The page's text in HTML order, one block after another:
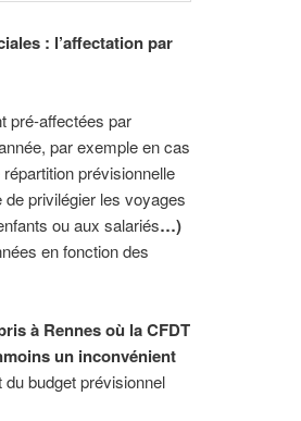
: l’affectation par
pré-affectées par
par exemple en cas
prévisionnelle
de privilégier les voyages
ou aux salariés…)
en fonction des
à Rennes où la CFDT
un inconvénient
du budget prévisionnel